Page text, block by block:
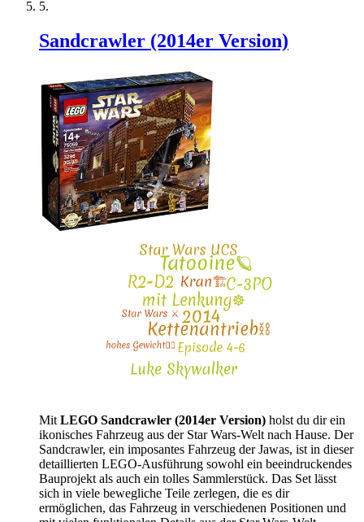
Sandcrawler (2014er Version)
Mit LEGO Sandcrawler (2014er Version) holst du dir ein
ikonisches Fahrzeug aus der Star Wars-Welt nach Hause. Der
Sandcrawler, ein imposantes Fahrzeug der Jawas, ist in dieser
detaillierten LEGO-Ausführung sowohl ein beeindruckendes
Bauprojekt als auch ein tolles Sammlerstück. Das Set lässt
sich in viele bewegliche Teile zerlegen, die es dir
ermöglichen, das Fahrzeug in verschiedenen Positionen und